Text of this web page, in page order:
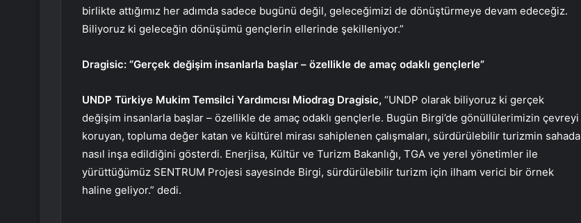
birlikte attığımız her adımda sadece bugünü değil, geleceğimizi de dönüştürmeye devam edeceğiz.
Biliyoruz ki geleceğin dönüşümü gençlerin ellerinde şekilleniyor.”
Dragisic: “Gerçek değişim insanlarla başlar – özellikle de amaç odaklı gençlerle”
UNDP Türkiye Mukim Temsilci Yardımcısı Miodrag Dragisic, “UNDP olarak biliyoruz ki gerçek
değişim insanlarla başlar – özellikle de amaç odaklı gençlerle. Bugün Birgi’de gönüllülerimizin çevreyi
koruyan, topluma değer katan ve kültürel mirası sahiplenen çalışmaları, sürdürülebilir turizmin sahada
nasıl inşa edildiğini gösterdi. Enerjisa, Kültür ve Turizm Bakanlığı, TGA ve yerel yönetimler ile
yürüttüğümüz SENTRUM Projesi sayesinde Birgi, sürdürülebilir turizm için ilham verici bir örnek
haline geliyor.” dedi.